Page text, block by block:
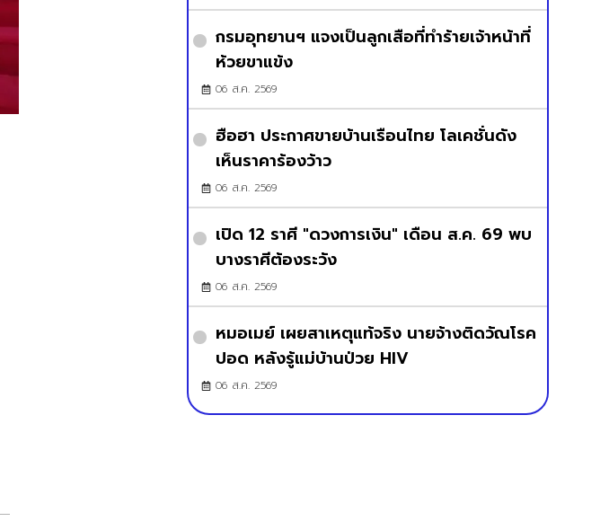
กรมอุทยานฯ แจงเป็นลูกเสือที่ทำร้ายเจ้าหน้าที่
ห้วยขาแข้ง
06 ส.ค. 2569
ฮือฮา ประกาศขายบ้านเรือนไทย โลเคชั่นดัง
เห็นราคาร้องว้าว
06 ส.ค. 2569
เปิด 12 ราศี "ดวงการเงิน" เดือน ส.ค. 69 พบ
บางราศีต้องระวัง
06 ส.ค. 2569
หมอเมย์ เผยสาเหตุแท้จริง นายจ้างติดวัณโรค
ปอด หลังรู้แม่บ้านป่วย HIV
06 ส.ค. 2569